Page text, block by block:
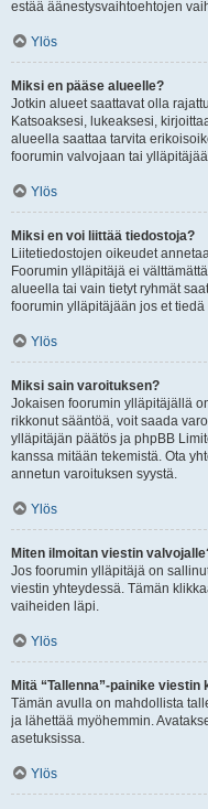
estää äänestysvaihtoehtojen
Ylös
Miksi en pääse alueelle?
Jotkin alueet saattavat olla
Katsoaksesi, lukeaksesi,
alueella saattaa tarvita
foorumin valvojaan tai
Ylös
Miksi en voi liittää tiedostoja?
Liitetiedostojen oikeudet
Foorumin ylläpitäjä ei
alueella tai vain tietyt ryhmät
foorumin ylläpitäjään jos et
Ylös
Miksi sain varoituksen?
Jokaisen foorumin ylläpitäjällä
rikkonut sääntöä, voit saada
ylläpitäjän päätös ja phpBB
kanssa mitään tekemistä. Ota
annetun varoituksen syystä.
Ylös
Miten ilmoitan viestin
Jos foorumin ylläpitäjä on
viestin yhteydessä. Tämän
vaiheiden läpi.
Ylös
Mitä “Tallenna”-painike
Tämän avulla on mahdollista
ja lähettää myöhemmin.
asetuksissa.
Ylös